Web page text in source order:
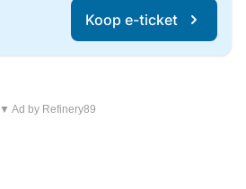
Koop e-ticket
▼ Ad by Refinery89